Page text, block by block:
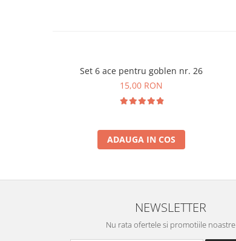
Set 6 ace pentru goblen nr. 26
15,00 RON
ADAUGA IN COS
NEWSLETTER
Nu rata ofertele si promotiile noastre